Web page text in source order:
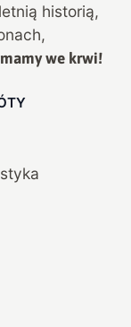
historią,
we krwi!